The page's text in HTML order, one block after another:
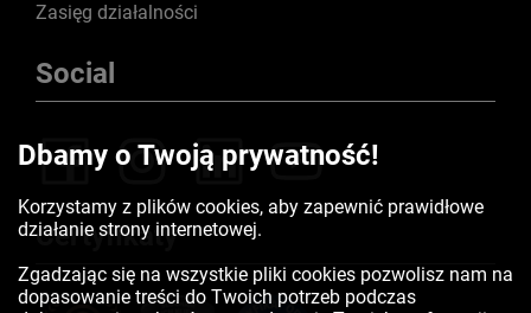
Zasięg działalności
Social
Certyfikaty
Dbamy o Twoją prywatność!
Korzystamy z plików cookies, aby zapewnić prawidłowe
działanie strony internetowej.
Zgadzając się na wszystkie pliki cookies pozwolisz nam na
dopasowanie treści do Twoich potrzeb podczas